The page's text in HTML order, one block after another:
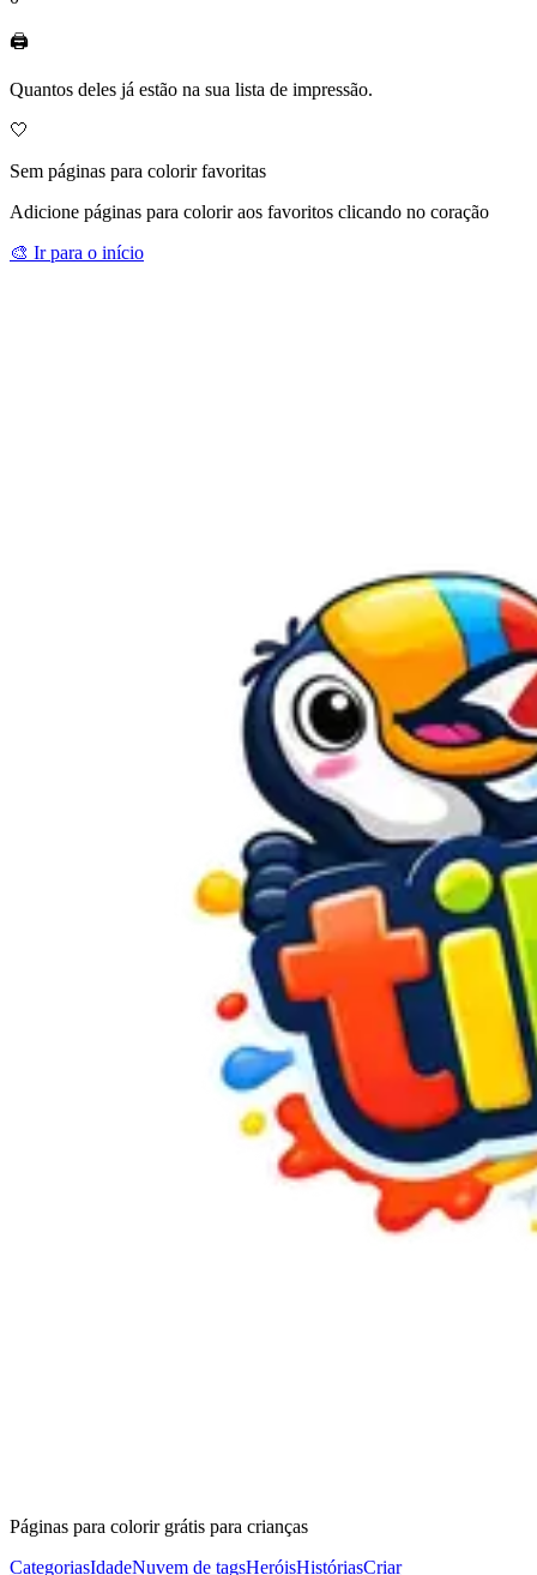
🖨️
Quantos deles já estão na sua lista de impressão.
🤍
Sem páginas para colorir favoritas
Adicione páginas para colorir aos favoritos clicando no coração
🎨 Ir para o início
Páginas para colorir grátis para crianças
CategoriasIdadeNuvem de tagsHeróisHistóriasCriar